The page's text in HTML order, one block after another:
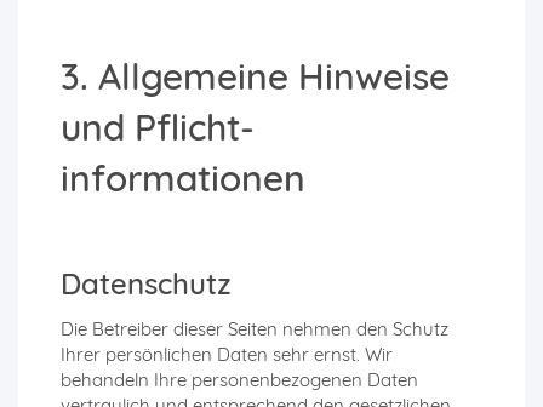
3. Allgemeine Hinweise
und Pflicht­
informationen
Datenschutz
Die Betreiber dieser Seiten nehmen den Schutz
Ihrer persönlichen Daten sehr ernst. Wir
behandeln Ihre personenbezogenen Daten